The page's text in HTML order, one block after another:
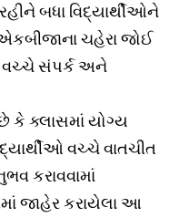
બધા વિદ્યાર્થીઓને
ચહેરા જોઈ
વચ્ચે સંપર્ક અને
છે કે ક્લાસમાં યોગ્ય
વચ્ચે વાતચીત
કરાવવામાં
જાહેર કરાયેલા આ